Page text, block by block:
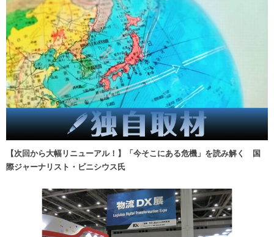
【次回から大幅リニューアル！】「今そこにある危機」を読み解く 国
際ジャーナリスト・ビニシウス氏